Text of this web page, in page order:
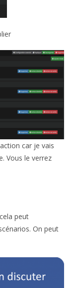
car je vais
Vous le verrez
peut
On peut